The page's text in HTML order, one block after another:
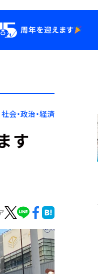
報
社会・政治・経済
す